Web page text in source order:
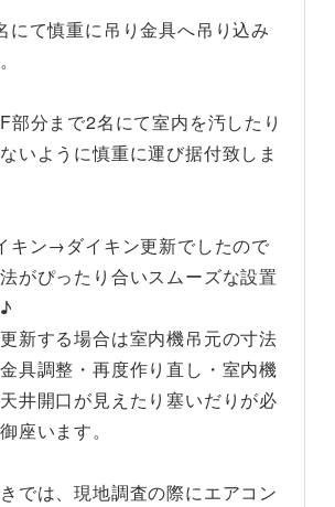
にて慎重に吊り金具へ吊り込み
部分まで2名にて室内を汚したり
いように慎重に運び据付致しま
キン→ダイキン更新でしたので
がぴったり合いスムーズな設置
新する場合は室内機吊元の寸法
具調整・再度作り直し・室内機
井開口が見えたり塞いだりが必
座います。
では、現地調査の際にエアコン